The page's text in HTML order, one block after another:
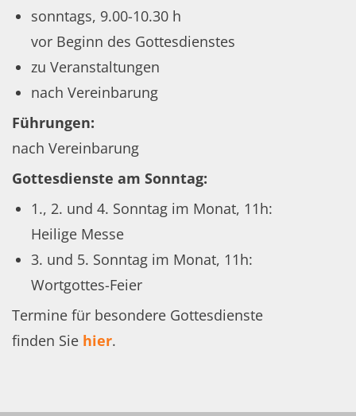
sonntags, 9.00-10.30 h
vor Beginn des Gottesdienstes
zu Veranstaltungen
nach Vereinbarung
Führungen:
nach Vereinbarung
Gottesdienste am Sonntag:
1., 2. und 4. Sonntag im Monat, 11h:
Heilige Messe
3. und 5. Sonntag im Monat, 11h:
Wortgottes-Feier
Termine für besondere Gottesdienste
finden Sie hier.